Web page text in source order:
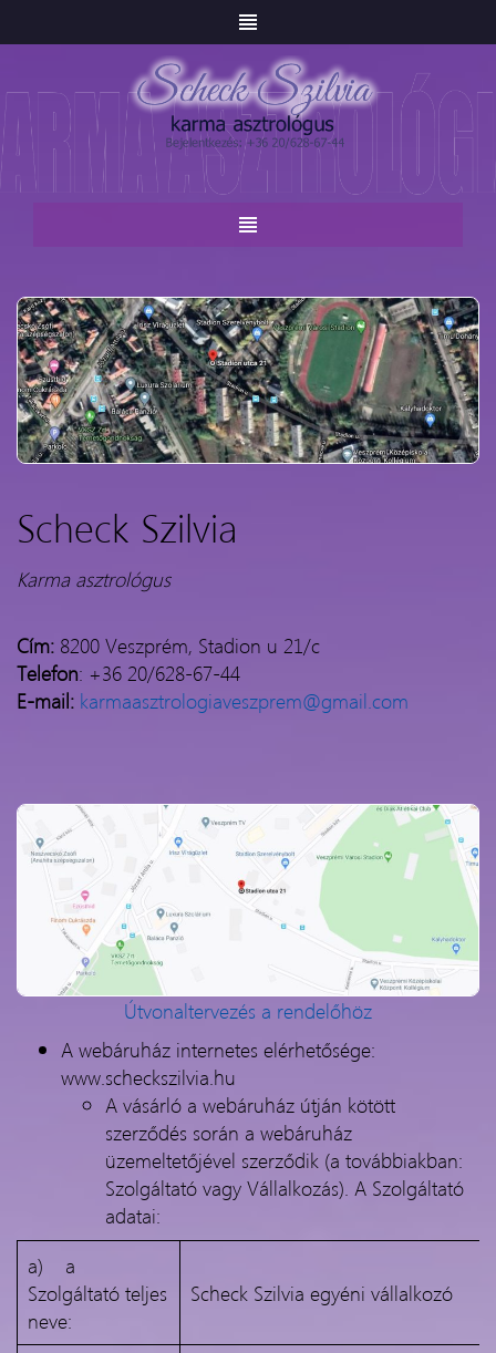
Scheck Szilvia
Karma asztrológus
Cím: 8200 Veszprém, Stadion u 21/c
Telefon: +36 20/628-67-44
E-mail: karmaasztrologiaveszprem@gmail.com
Útvonaltervezés a rendelőhöz
A webáruház internetes elérhetősége:
www.scheckszilvia.hu
A vásárló a webáruház útján kötött
szerződés során a webáruház
üzemeltetőjével szerződik (a továbbiakban:
Szolgáltató vagy Vállalkozás). A Szolgáltató
adatai:
a) a
Szolgáltató teljes
neve:
Scheck Szilvia egyéni vállalkozó